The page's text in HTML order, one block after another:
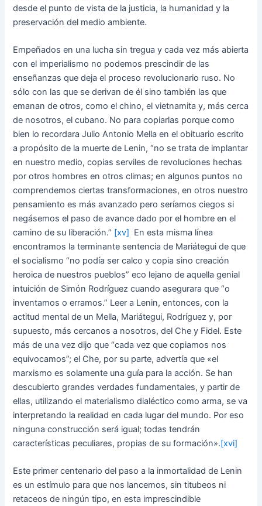
desde el punto de vista de la justicia, la humanidad y la
preservación del medio ambiente.
Empeñados en una lucha sin tregua y cada vez más abierta
con el imperialismo no podemos prescindir de las
enseñanzas que deja el proceso revolucionario ruso. No
sólo con las que se derivan de él sino también las que
emanan de otros, como el chino, el vietnamita y, más cerca
de nosotros, el cubano. No para copiarlas porque como
bien lo recordara Julio Antonio Mella en el obituario escrito
a propósito de la muerte de Lenin, “no se trata de implantar
en nuestro medio, copias serviles de revoluciones hechas
por otros hombres en otros climas; en algunos puntos no
comprendemos ciertas transformaciones, en otros nuestro
pensamiento es más avanzado pero seríamos ciegos si
negásemos el paso de avance dado por el hombre en el
camino de su liberación.” [xv] En esta misma línea
encontramos la terminante sentencia de Mariátegui de que
el socialismo “no podía ser calco y copia sino creación
heroica de nuestros pueblos” eco lejano de aquella genial
intuición de Simón Rodríguez cuando asegurara que “o
inventamos o erramos.” Leer a Lenin, entonces, con la
actitud mental de un Mella, Mariátegui, Rodríguez y, por
supuesto, más cercanos a nosotros, del Che y Fidel. Este
más de una vez dijo que “cada vez que copiamos nos
equivocamos”; el Che, por su parte, advertía que «el
marxismo es solamente una guía para la acción. Se han
descubierto grandes verdades fundamentales, y partir de
ellas, utilizando el materialismo dialéctico como arma, se va
interpretando la realidad en cada lugar del mundo. Por eso
ninguna construcción será igual; todas tendrán
características peculiares, propias de su formación».[xvi]
Este primer centenario del paso a la inmortalidad de Lenin
es un estímulo para que nos lancemos, sin titubeos ni
retaceos de ningún tipo, en esta imprescindible